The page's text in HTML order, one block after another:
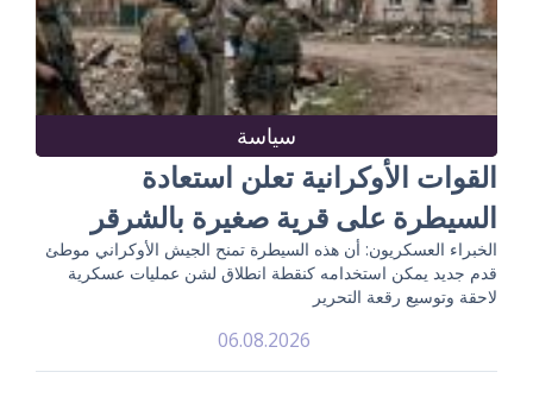
سياسة
القوات الأوكرانية تعلن استعادة
السيطرة على قرية صغيرة بالشرقر
الخبراء العسكريون: أن هذه السيطرة تمنح الجيش الأوكراني موطئ
قدم جديد يمكن استخدامه كنقطة انطلاق لشن عمليات عسكرية
لاحقة وتوسيع رقعة التحرير
06.08.2026